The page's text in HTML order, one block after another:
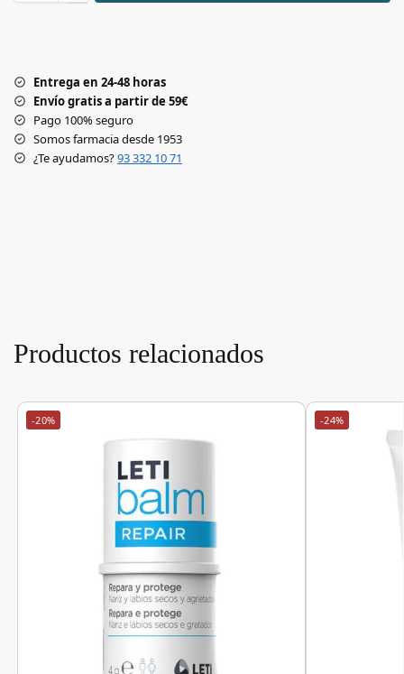
Entrega en 24-48 horas
Envío gratis a partir de 59€
Pago 100% seguro
Somos farmacia desde 1953
¿Te ayudamos?93 332 10 71
Productos relacionados
-20% -24%